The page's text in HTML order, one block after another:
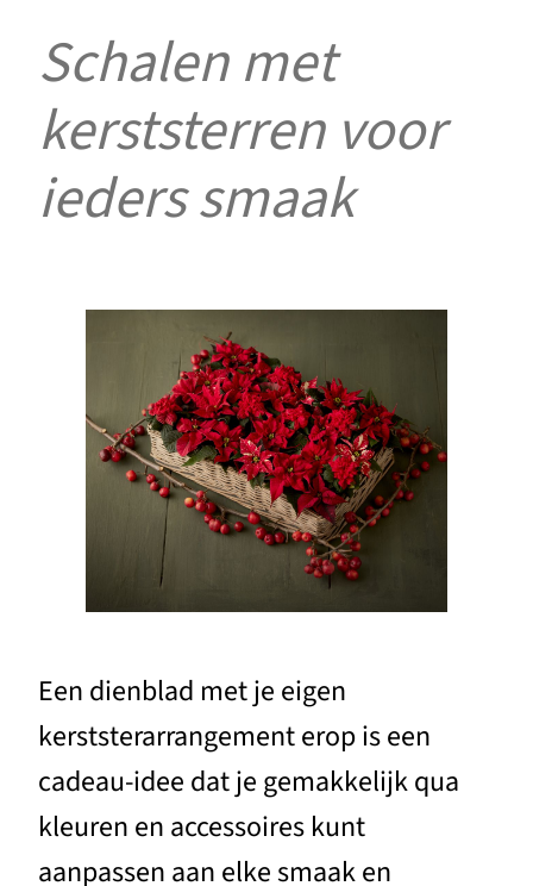
Schalen met
kerststerren voor
ieders smaak
Een dienblad met je eigen
kerststerarrangement erop is een
cadeau-idee dat je gemakkelijk qua
kleuren en accessoires kunt
aanpassen aan elke smaak en